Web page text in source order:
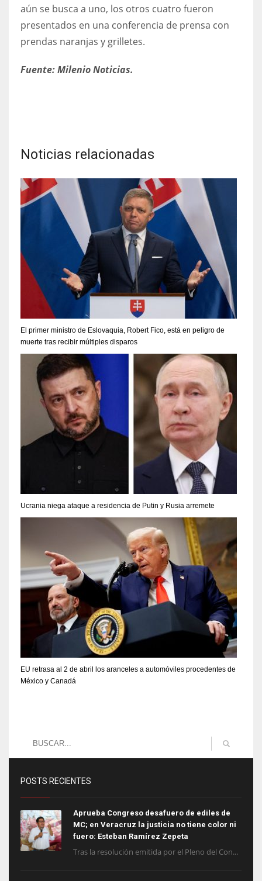
aún se busca a uno, los otros cuatro fueron
presentados en una conferencia de prensa con
prendas naranjas y grilletes.
Fuente: Milenio Noticias.
Noticias relacionadas
El primer ministro de Eslovaquia, Robert Fico, está en peligro de
muerte tras recibir múltiples disparos
Ucrania niega ataque a residencia de Putin y Rusia arremete
EU retrasa al 2 de abril los aranceles a automóviles procedentes de
México y Canadá
POSTS RECIENTES
Aprueba Congreso desafuero de ediles de
MC; en Veracruz la justicia no tiene color ni
fuero: Esteban Ramírez Zepeta
Tras la resolución emitida por el Pleno del Con...